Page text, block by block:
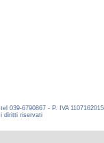
039-6790867 - P. IVA
diritti riservati